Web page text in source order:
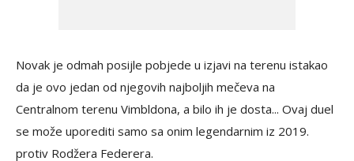
Novak je odmah posijle pobjede u izjavi na terenu istakao
da je ovo jedan od njegovih najboljih mečeva na
Centralnom terenu Vimbldona, a bilo ih je dosta... Ovaj duel
se može uporediti samo sa onim legendarnim iz 2019.
protiv Rodžera Federera.